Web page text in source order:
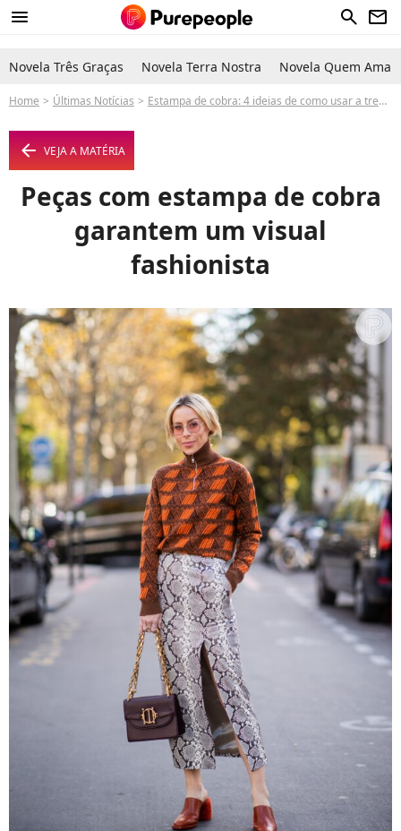
menu search newsletter
Novela Três Graças Novela Terra Nostra Novela Quem Ama
Home Últimas Notícias Estampa de cobra: 4 ideias de como usar a trend e onde encontrar as peças
arrow_left VEJA A MATÉRIA
Peças com estampa de cobra
garantem um visual
fashionista